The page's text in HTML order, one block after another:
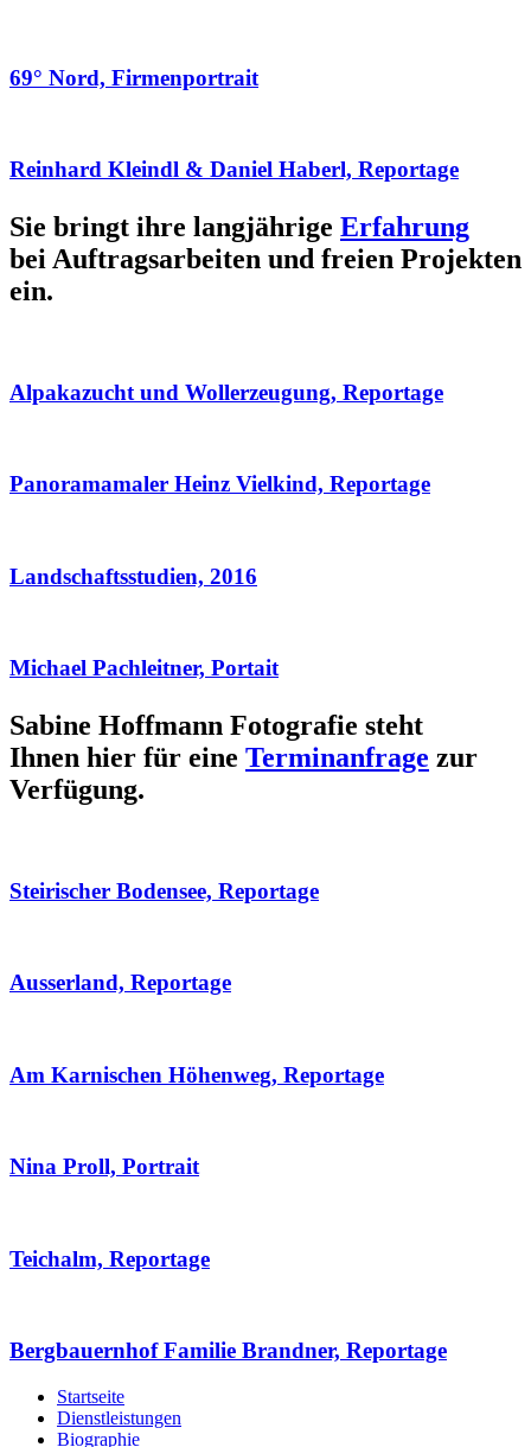
69° Nord, Firmenportrait
Reinhard Kleindl & Daniel Haberl, Reportage
Sie bringt ihre langjährige Erfahrung
bei Auftragsarbeiten und freien Projekten
ein.
Alpakazucht und Wollerzeugung, Reportage
Panoramamaler Heinz Vielkind, Reportage
Landschaftsstudien, 2016
Michael Pachleitner, Portait
Sabine Hoffmann Fotografie steht
Ihnen hier für eine Terminanfrage zur
Verfügung.
Steirischer Bodensee, Reportage
Ausserland, Reportage
Am Karnischen Höhenweg, Reportage
Nina Proll, Portrait
Teichalm, Reportage
Bergbauernhof Familie Brandner, Reportage
Startseite
Dienstleistungen
Biographie